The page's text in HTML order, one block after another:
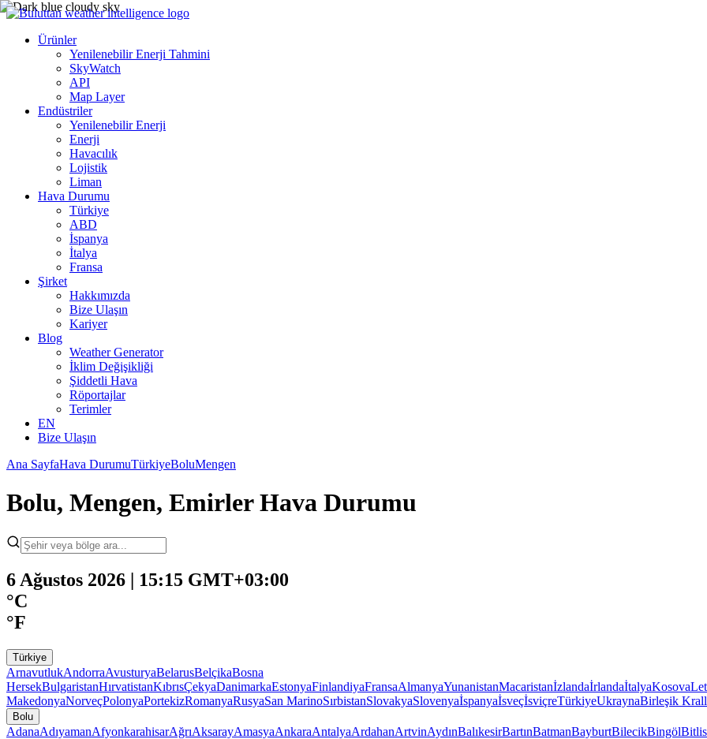
Ürünler
Yenilenebilir Enerji Tahmini
SkyWatch
API
Map Layer
Endüstriler
Yenilenebilir Enerji
Enerji
Havacılık
Lojistik
Liman
Hava Durumu
Türkiye
ABD
İspanya
İtalya
Fransa
Şirket
Hakkımızda
Bize Ulaşın
Kariyer
Blog
Weather Generator
İklim Değişikliği
Şiddetli Hava
Röportajlar
Terimler
EN
Bize Ulaşın
Ana SayfaHava DurumuTürkiyeBoluMengen
Bolu, Mengen, Emirler Hava Durumu
6 Ağustos 2026 | 15:15 GMT+03:00
°C
°F
Türkiye
ArnavutlukAndorraAvusturyaBelarusBelçikaBosna
HersekBulgaristanHırvatistanKıbrısÇekyaDanimarkaEstonyaFinlandiyaFransaAlmanyaYunanistanMacaristanİzlandaİrlandaİtalyaKosova
MakedonyaNorveçPolonyaPortekizRomanyaRusyaSan MarinoSırbistanSlovakyaSlovenyaİspanyaİsveçİsviçreTürkiyeUkraynaBirleşik
Bolu
AdanaAdıyamanAfyonkarahisarAğrıAksarayAmasyaAnkaraAntalyaArdahanArtvinAydınBalıkesirBartınBatmanBayburtBilecikBingölBitlis